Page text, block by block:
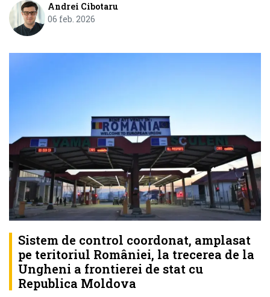
Andrei Cibotaru
06 feb. 2026
Sistem de control coordonat, amplasat
pe teritoriul României, la trecerea de la
Ungheni a frontierei de stat cu
Republica Moldova